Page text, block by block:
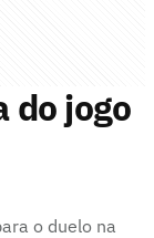
do jogo
o duelo na